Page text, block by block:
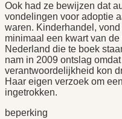
Ook had ze bewijzen dat
vondelingen voor adoptie
waren. Kinderhandel,
minimaal een kwart van
Nederland die te boek
nam in 2009 ontslag
verantwoordelijkheid kon
Haar eigen verzoek om
ingetrokken.
beperking